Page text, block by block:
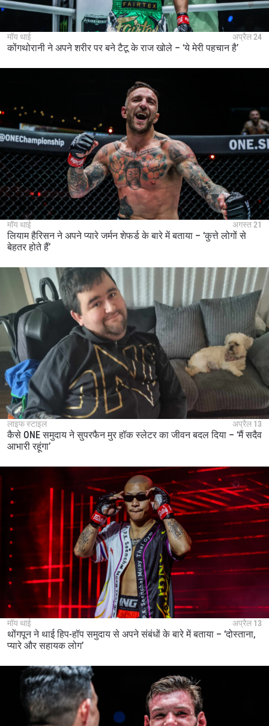
मॉय थाई अप्रैल 24
कोंगथोरानी ने अपने शरीर पर बने टैटू के राज खोले – ‘ये मेरी पहचान है’
मॉय थाई अगस्त 21
लियाम हैरिसन ने अपने प्यारे जर्मन शेफर्ड के बारे में बताया – ‘कुत्ते लोगों से
बेहतर होते हैं’
लाइफ स्टाइल अप्रैल 13
कैसे ONE समुदाय ने सुपरफैन मुर हॉक स्लेटर का जीवन बदल दिया – ‘मैं सदैव
आभारी रहूंगा’
मॉय थाई अप्रैल 13
थोंगपून ने थाई हिप-हॉप समुदाय से अपने संबंधों के बारे में बताया – ‘दोस्ताना,
प्यारे और सहायक लोग’